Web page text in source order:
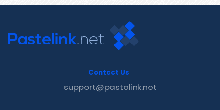
Contact Us
support@pastelink.net